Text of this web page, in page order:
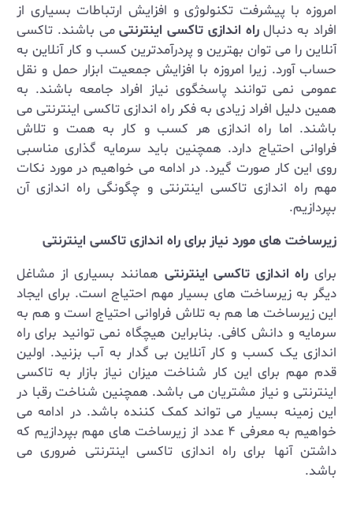
امروزه با پیشرفت تکنولوژی و افزایش ارتباطات بسیاری از
افراد به دنبالراه اندازی تاکسی اینترنتیمی باشند. تاکسی
آنلاین را می توان بهترین و پردرآمدترین کسب و کار آنلاین به
حساب آورد. زیرا امروزه با افزایش جمعیت ابزار حمل و نقل
عمومی نمی توانند پاسخگوی نیاز افراد جامعه باشند. به
همین دلیل افراد زیادی به فکر راه اندازی تاکسی اینترنتی می
باشند. اما راه اندازی هر کسب و کار به همت و تلاش
فراوانی احتیاج دارد. همچنین باید سرمایه گذاری مناسبی
روی این کار صورت گیرد. در ادامه می خواهیم در مورد نکات
مهم راه اندازی تاکسی اینترنتی و چگونگی راه اندازی آن
بپردازیم.
زیرساخت های مورد نیاز برای راه اندازی تاکسی اینترنتی
برای راه اندازی تاکسی اینترنتی همانند بسیاری از مشاغل
دیگر به زیرساخت های بسیار مهم احتیاج است. برای ایجاد
این زیرساخت ها هم به تلاش فراوانی احتیاج است و هم به
سرمایه و دانش کافی. بنابراین هیچگاه نمی توانید برای راه
اندازی یک کسب و کار آنلاین بی گدار به آب بزنید. اولین
قدم مهم برای این کار شناخت میزان نیاز بازار به تاکسی
اینترنتی و نیاز مشتریان می باشد. همچنین شناخت رقبا در
این زمینه بسیار می تواند کمک کننده باشد. در ادامه می
خواهیم به معرفی ۴ عدد از زیرساخت های مهم بپردازیم که
داشتن آنها برای راه اندازی تاکسی اینترنتی ضروری می
باشد.